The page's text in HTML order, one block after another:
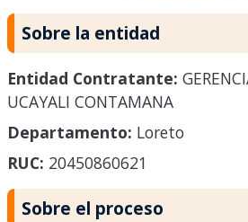
Sobre la entidad
Entidad Contratante:
UCAYALI CONTAMANA
Departamento: Loreto
RUC: 20450860621
Sobre el proceso